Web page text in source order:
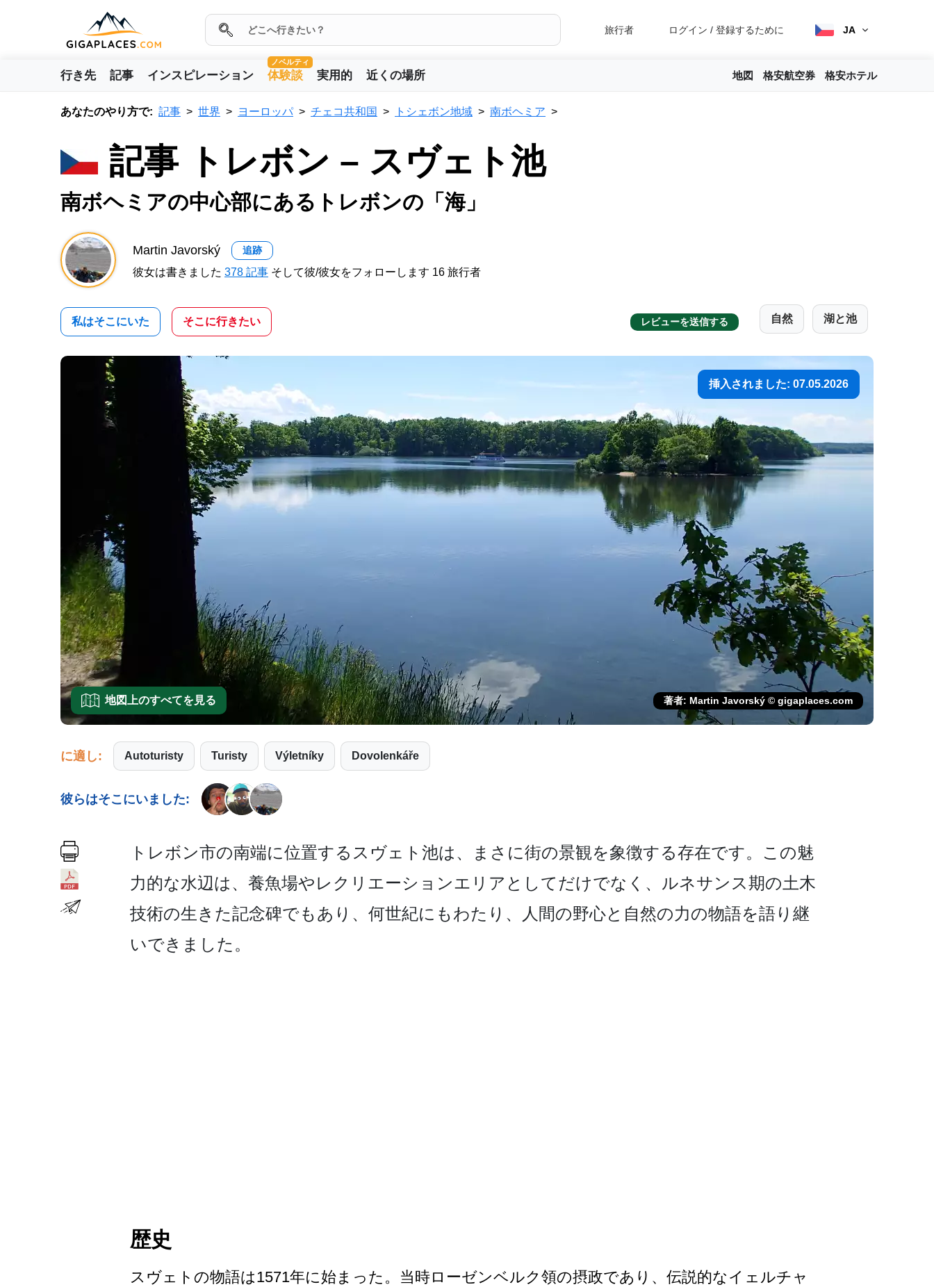
旅行者 ログイン / 登録するために JA
行き先 記事 インスピレーション
ノベルティ
体験談 実用的 近くの場所 地図 格安航空券 格安ホテル
あなたのやり方で: 記事 世界 ヨーロッパ チェコ共和国 トシェボン地域 南ボヘミア
記事 トレボン – スヴェト池
南ボヘミアの中心部にあるトレボンの「海」
Martin Javorský 追跡
彼女は書きました 378 記事 そして彼/彼女をフォローします 16 旅行者
私はそこにいた そこに行きたい レビューを送信する 自然 湖と池
挿入されました: 07.05.2026
地図上のすべてを見る 著者: Martin Javorský © gigaplaces.com
に適し: Autoturisty Turisty Výletníky Dovolenkáře
彼らはそこにいました:
トレボン市の南端に位置する­スヴェト池は、まさに街の景観を象徴する存在です。­この魅
力的な水辺は、養魚場やレクリエーションエリ­アとしてだけでなく、ルネサンス期の土木
技術の生き­た記念碑でもあり、何世紀にもわたり、人間の野心と­自然の力の物語を語り継
いできました。
歴史
スヴェトの物語は1571年­に始まった。当時ローゼンベルク領の摂政であり、伝­説的なイェルチャ